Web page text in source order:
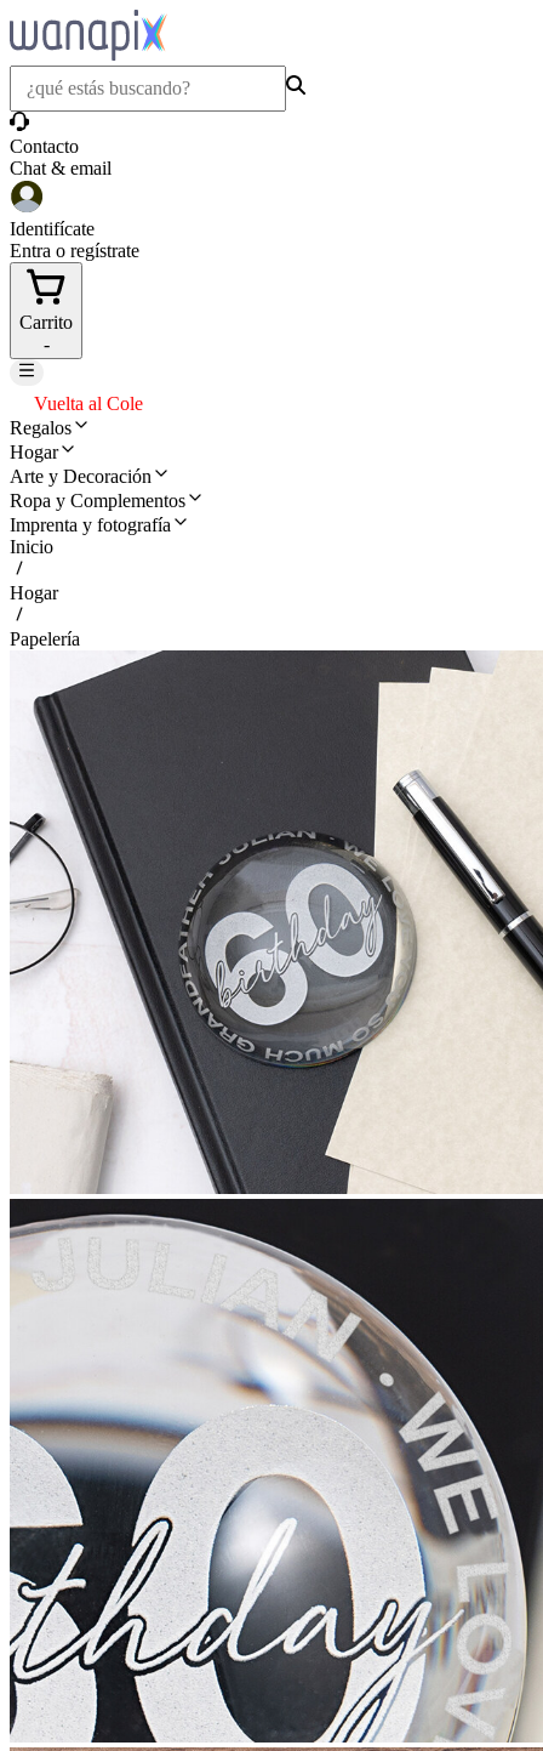
Contacto
Chat & email
Identifícate
Entra o regístrate
Carrito
-
Vuelta al Cole
Regalos
Hogar
Arte y Decoración
Ropa y Complementos
Imprenta y fotografía
Inicio
Hogar
Papelería